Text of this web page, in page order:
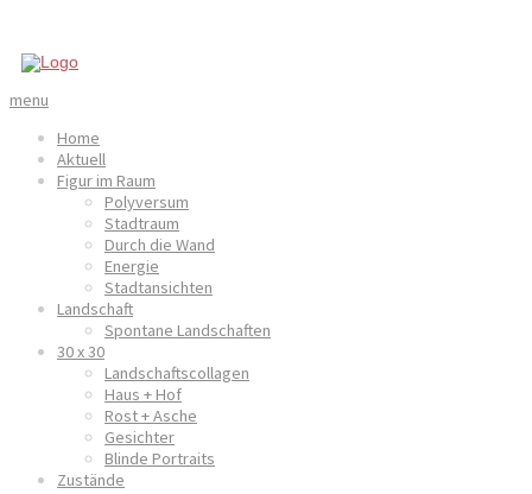
menu
Home
Aktuell
Figur im Raum
Polyversum
Stadtraum
Durch die Wand
Energie
Stadtansichten
Landschaft
Spontane Landschaften
30 x 30
Landschaftscollagen
Haus + Hof
Rost + Asche
Gesichter
Blinde Portraits
Zustände